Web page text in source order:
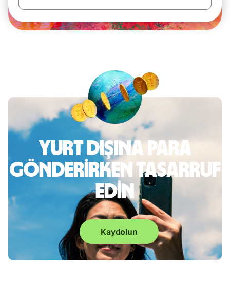
Yurt dışına para
gönderirken tasarruf
edin
Kaydolun